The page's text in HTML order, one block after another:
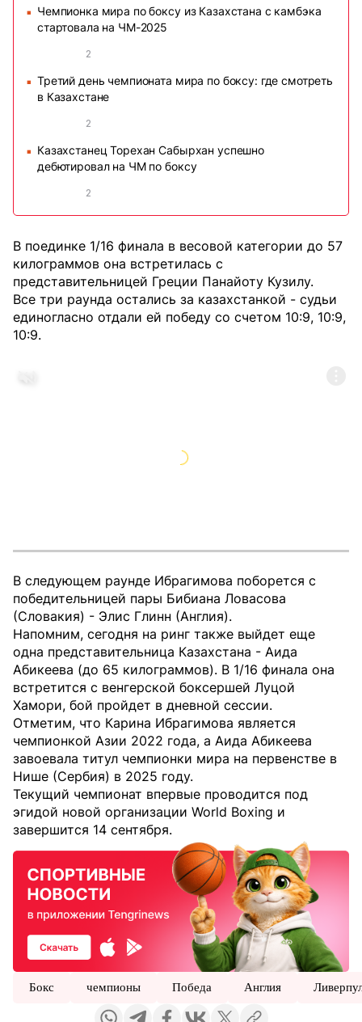
■
Чемпионка мира по боксу из Казахстана с камбэка
стартовала на ЧМ-2025
2
■
Третий день чемпионата мира по боксу: где смотреть
в Казахстане
2
■
Казахстанец Торехан Сабырхан успешно
дебютировал на ЧМ по боксу
2
В поединке 1/16 финала в весовой категории до 57
килограммов она встретилась с
представительницей Греции Панайоту Кузилу.
Все три раунда остались за казахстанкой - судьи
единогласно отдали ей победу со счетом 10:9, 10:9,
10:9.
В следующем раунде Ибрагимова поборется с
победительницей пары Бибиана Ловасова
(Словакия) - Элис Глинн (Англия).
Напомним, сегодня на ринг также выйдет еще
одна представительница Казахстана - Аида
Абикеева (до 65 килограммов). В 1/16 финала она
встретится с венгерской боксершей Луцой
Хамори, бой пройдет в дневной сессии.
Отметим, что Карина Ибрагимова является
чемпионкой Азии 2022 года, а Аида Абикеева
завоевала титул чемпионки мира на первенстве в
Нише (Сербия) в 2025 году.
Текущий чемпионат впервые проводится под
эгидой новой организации World Boxing и
завершится 14 сентября.
Бокс чемпионы Победа Англия